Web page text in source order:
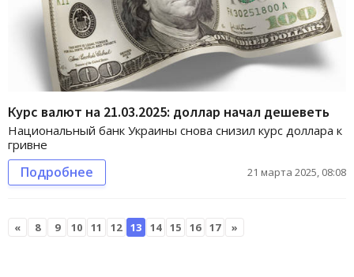
Курс валют на 21.03.2025: доллар начал дешеветь
Национальный банк Украины снова снизил курс доллара к
гривне
Подробнее 21 марта 2025, 08:08
« 8 9 10 11 12 13 14 15 16 17 »